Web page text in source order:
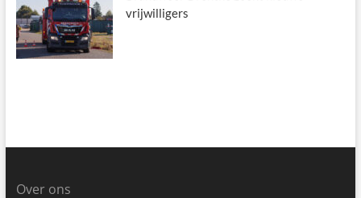
vrijwilligers
Over ons